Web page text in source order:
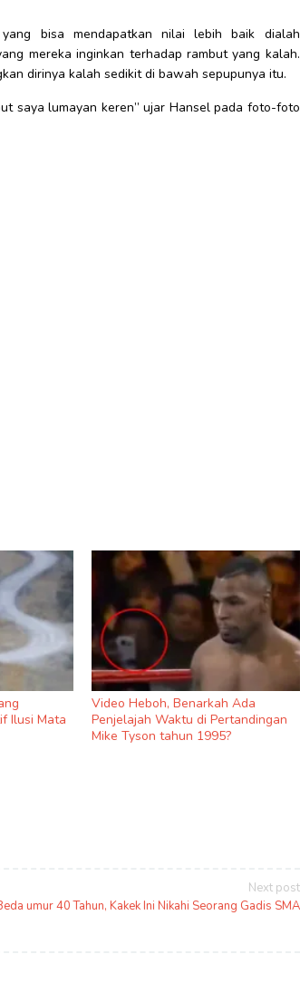
bisa mendapatkan nilai lebih baik dialah
mereka inginkan terhadap rambut yang kalah.
dirinya kalah sedikit di bawah sepupunya itu.
saya lumayan keren” ujar Hansel pada foto-foto
Ilusi Mata
Video Heboh, Benarkah Ada
Penjelajah Waktu di Pertandingan
Mike Tyson tahun 1995?
Next post
umur 40 Tahun, Kakek Ini Nikahi Seorang Gadis SMA